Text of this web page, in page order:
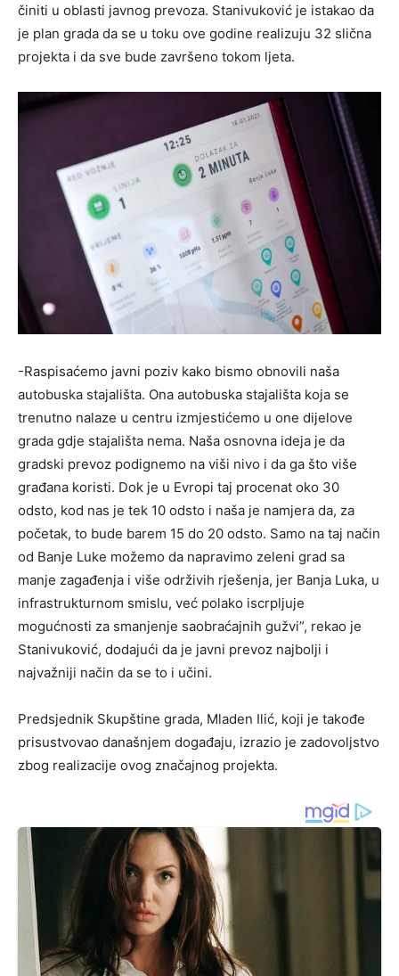
činiti u oblasti javnog prevoza. Stanivuković je istakao da
je plan grada da se u toku ove godine realizuju 32 slična
projekta i da sve bude završeno tokom ljeta.
-Raspisaćemo javni poziv kako bismo obnovili naša
autobuska stajališta. Ona autobuska stajališta koja se
trenutno nalaze u centru izmjestićemo u one dijelove
grada gdje stajališta nema. Naša osnovna ideja je da
gradski prevoz podignemo na viši nivo i da ga što više
građana koristi. Dok je u Evropi taj procenat oko 30
odsto, kod nas je tek 10 odsto i naša je namjera da, za
početak, to bude barem 15 do 20 odsto. Samo na taj način
od Banje Luke možemo da napravimo zeleni grad sa
manje zagađenja i više održivih rješenja, jer Banja Luka, u
infrastrukturnom smislu, već polako iscrpljuje
mogućnosti za smanjenje saobraćajnih gužvi”, rekao je
Stanivuković, dodajući da je javni prevoz najbolji i
najvažniji način da se to i učini.
Predsjednik Skupštine grada, Mladen Ilić, koji je takođe
prisustvovao današnjem događaju, izrazio je zadovoljstvo
zbog realizacije ovog značajnog projekta.